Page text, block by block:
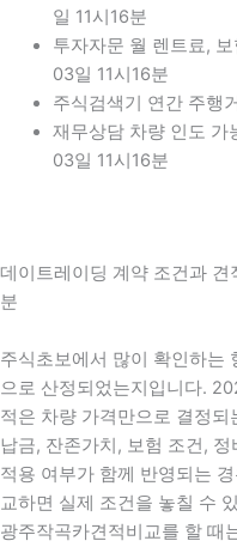
일 11시16분
투자자문 월 렌트료,
03일 11시16분
주식검색기 연간 주행
재무상담 차량 인도
03일 11시16분
데이트레이딩 계약 조건과
분
주식초보에서 많이 확인하는
으로 산정되었는지입니다.
적은 차량 가격만으로 결정
납금, 잔존가치, 보험 조건,
적용 여부가 함께 반영되는
교하면 실제 조건을 놓칠 수
광주작곡카견적비교를 할 때